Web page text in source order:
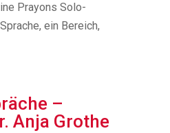
Prayons Solo-
ein Bereich,
–
Anja Grothe